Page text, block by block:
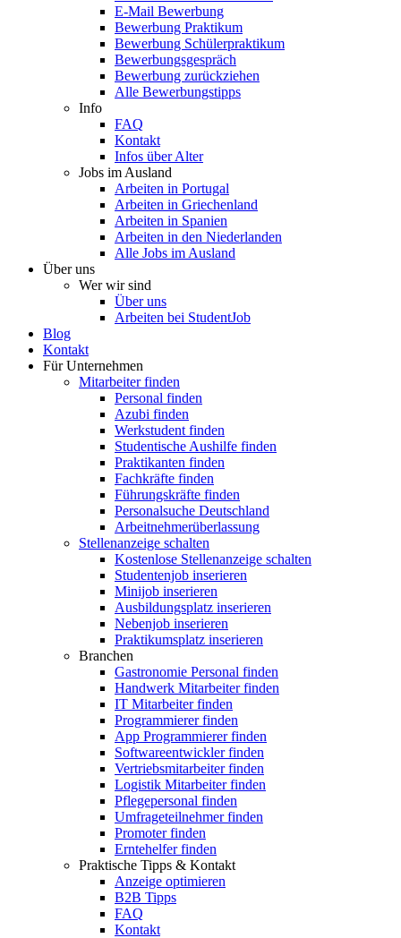
E-Mail Bewerbung
Bewerbung Praktikum
Bewerbung Schülerpraktikum
Bewerbungsgespräch
Bewerbung zurückziehen
Alle Bewerbungstipps
Info
FAQ
Kontakt
Infos über Alter
Jobs im Ausland
Arbeiten in Portugal
Arbeiten in Griechenland
Arbeiten in Spanien
Arbeiten in den Niederlanden
Alle Jobs im Ausland
Über uns
Wer wir sind
Über uns
Arbeiten bei StudentJob
Blog
Kontakt
Für Unternehmen
Mitarbeiter finden
Personal finden
Azubi finden
Werkstudent finden
Studentische Aushilfe finden
Praktikanten finden
Fachkräfte finden
Führungskräfte finden
Personalsuche Deutschland
Arbeitnehmerüberlassung
Stellenanzeige schalten
Kostenlose Stellenanzeige schalten
Studentenjob inserieren
Minijob inserieren
Ausbildungsplatz inserieren
Nebenjob inserieren
Praktikumsplatz inserieren
Branchen
Gastronomie Personal finden
Handwerk Mitarbeiter finden
IT Mitarbeiter finden
Programmierer finden
App Programmierer finden
Softwareentwickler finden
Vertriebsmitarbeiter finden
Logistik Mitarbeiter finden
Pflegepersonal finden
Umfrageteilnehmer finden
Promoter finden
Erntehelfer finden
Praktische Tipps & Kontakt
Anzeige optimieren
B2B Tipps
FAQ
Kontakt